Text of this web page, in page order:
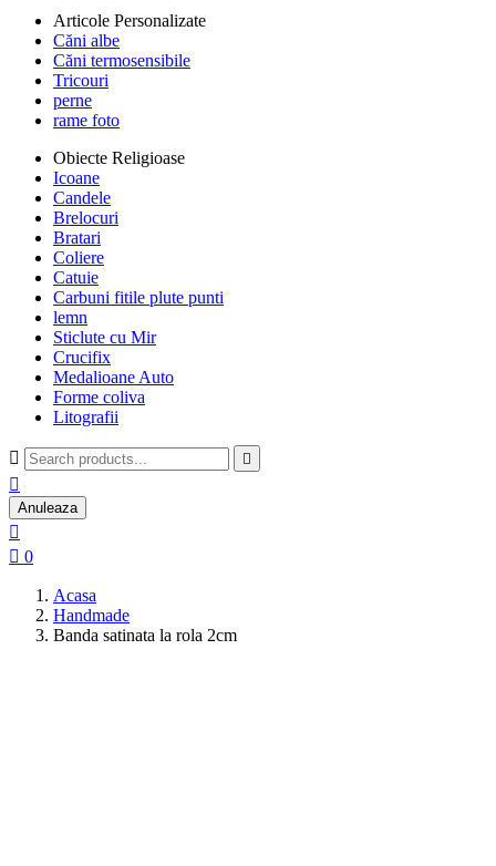
Articole Personalizate
Căni albe
Căni termosensibile
Tricouri
perne
rame foto
Obiecte Religioase
Icoane
Candele
Brelocuri
Bratari
Coliere
Catuie
Carbuni fitile plute punti
lemn
Sticlute cu Mir
Crucifix
Medalioane Auto
Forme coliva
Litografii
 

Anuleaza

 0
Acasa
Handmade
Banda satinata la rola 2cm